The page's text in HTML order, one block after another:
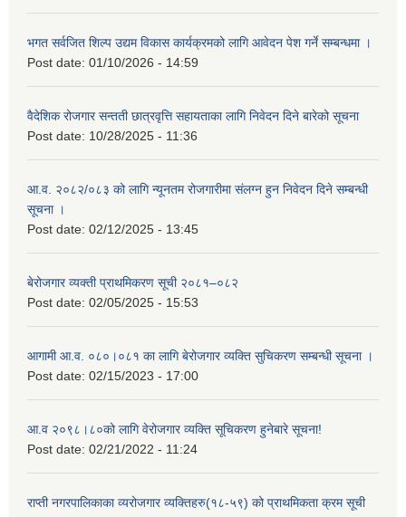
भगत सर्वजित शिल्प उद्यम विकास कार्यक्रमको लागि आवेदन पेश गर्ने सम्बन्धमा ।
Post date: 01/10/2026 - 14:59
वैदेशिक रोजगार सन्तती छात्रवृत्ति सहायताका लागि निवेदन दिने बारेको सूचना
Post date: 10/28/2025 - 11:36
आ.व. २०८२/०८३ को लागि न्यूनतम रोजगारीमा संलग्न हुन निवेदन दिने सम्बन्धी
सूचना ।
Post date: 02/12/2025 - 13:45
बेरोजगार व्यक्ती प्राथमिकरण सूची २०८१–०८२
Post date: 02/05/2025 - 15:53
आगामी आ.व. ०८०।०८१ का लागि बेरोजगार व्यक्ति सुचिकरण सम्बन्धी सूचना ।
Post date: 02/15/2023 - 17:00
आ.व २०९८।८०को लागि वेरोजगार व्यक्ति सूचिकरण हुनेबारे सूचना!
Post date: 02/21/2022 - 11:24
राप्ती नगरपालिकाका व्यरोजगार व्यक्तिहरु(१८-५९) को प्राथमिकता क्रम सूची